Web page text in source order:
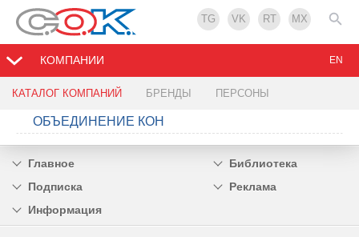
TG VK RT MX
КОМПАНИИ
КАТАЛОГ КОМПАНИЙ БРЕНДЫ ПЕРСОНЫ
EN
ОБЪЕДИНЕНИЕ КОН
Главное
Библиотека
Подписка
Реклама
Информация